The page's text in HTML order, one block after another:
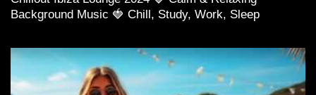
Background Music 🍓 Chill, Study, Work, Sleep